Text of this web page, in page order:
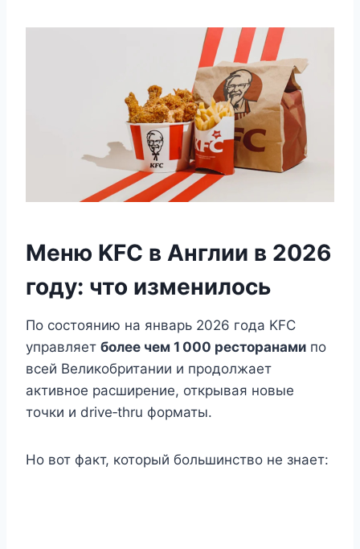
Меню KFC в Англии в 2026
году: что изменилось
По состоянию на январь 2026 года KFC
управляет более чем 1 000 ресторанами по
всей Великобритании и продолжает
активное расширение, открывая новые
точки и drive‑thru форматы.
Но вот факт, который большинство не знает: